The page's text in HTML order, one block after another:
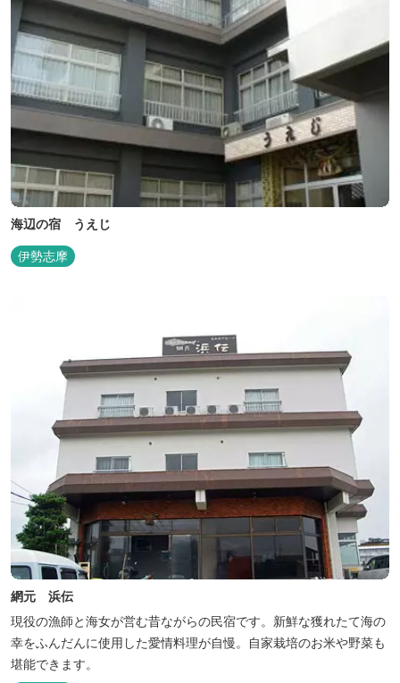
海辺の宿 うえじ
伊勢志摩
網元 浜伝
現役の漁師と海女が営む昔ながらの民宿です。新鮮な獲れたて海の
幸をふんだんに使用した愛情料理が自慢。自家栽培のお米や野菜も
堪能できます。